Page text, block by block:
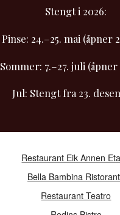
Stengt i 2026:
Pinse: 24.–25. mai (åpner
Sommer: 7.–27. juli
Jul: Stengt fra 23.
Restaurant Eik Annen
Bella Bambina
Restaurant Teatro